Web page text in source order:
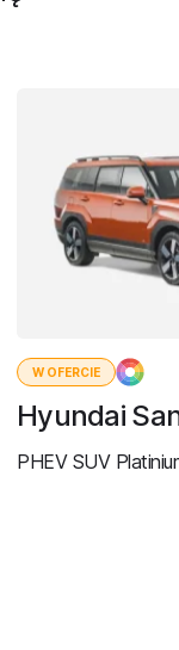
W OFERCIE
Hyundai
PHEV SUV